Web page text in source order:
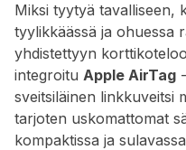
Miksi tyytyä tavalliseen,
tyylikkäässä ja ohuessa
yhdistettyyn
integroitu Apple AirTag
sveitsiläinen linkkuveitsi
tarjoten uskomattomat
kompaktissa ja